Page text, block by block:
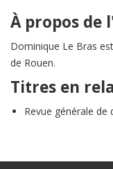
À propos de
Dominique Le Bras
de Rouen.
Titres en
Revue générale